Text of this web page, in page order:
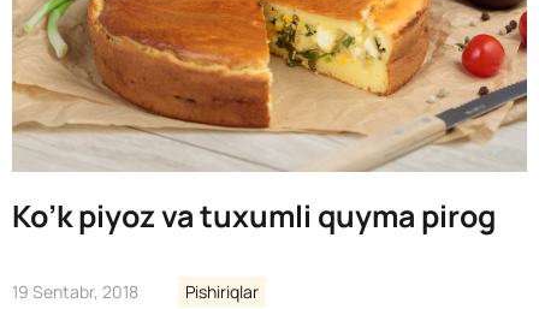
Ko’k piyoz va tuxumli quyma pirog
19 Sentabr, 2018 Pishiriqlar